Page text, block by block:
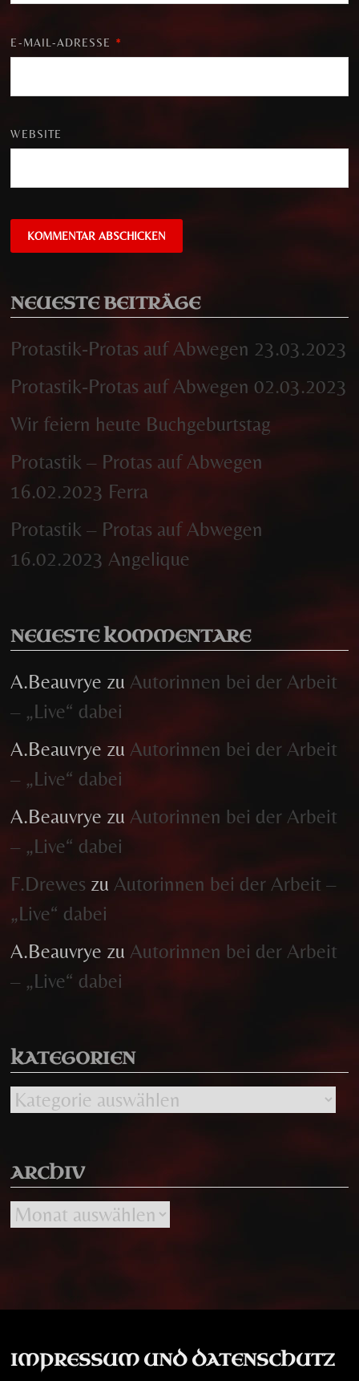
E-MAIL-ADRESSE *
WEBSITE
NEUESTE BEITRÄGE
Protastik-Protas auf Abwegen 23.03.2023
Protastik-Protas auf Abwegen 02.03.2023
Wir feiern heute Buchgeburtstag
Protastik – Protas auf Abwegen
16.02.2023 Ferra
Protastik – Protas auf Abwegen
16.02.2023 Angelique
NEUESTE KOMMENTARE
A.Beauvrye zu Autorinnen bei der Arbeit
– „Live“ dabei
A.Beauvrye zu Autorinnen bei der Arbeit
– „Live“ dabei
A.Beauvrye zu Autorinnen bei der Arbeit
– „Live“ dabei
F.Drewes zu Autorinnen bei der Arbeit –
„Live“ dabei
A.Beauvrye zu Autorinnen bei der Arbeit
– „Live“ dabei
KATEGORIEN
Kategorien
ARCHIV
Archiv
IMPRESSUM UND DATENSCHUTZ